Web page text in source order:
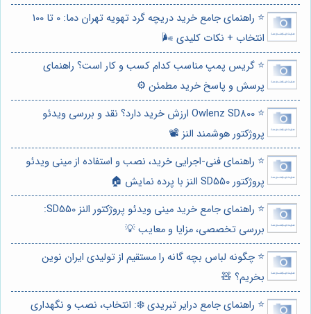
⭐️ راهنمای جامع خرید دریچه گرد تهویه تهران دما: 0 تا 100
انتخاب + نکات کلیدی 🌬️
⭐️ گریس پمپ مناسب کدام کسب و کار است؟ راهنمای
پرسش و پاسخ خرید مطمئن ⚙️
⭐️ Owlenz SD800 ارزش خرید دارد؟ نقد و بررسی ویدئو
پروژکتور هوشمند النز 📽️
⭐️ راهنمای فنی-اجرایی خرید، نصب و استفاده از مینی ویدئو
پروژکتور SD550 النز با پرده نمایش 🏠
⭐️ راهنمای جامع خرید مینی ویدئو پروژکتور النز SD550:
بررسی تخصصی، مزایا و معایب 💡
⭐️ چگونه لباس بچه گانه را مستقیم از تولیدی ایران نوین
بخریم؟ 🧸
⭐️ راهنمای جامع درایر تبریدی ❄️: انتخاب، نصب و نگهداری